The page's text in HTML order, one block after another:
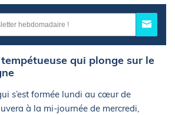
qui plonge sur le
s’est formée lundi au cœur de
à la mi-journée de mercredi,